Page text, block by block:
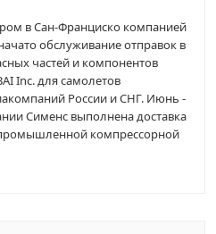
в Сан-Франциско компанией
обслуживание отправок в
частей и компонентов
Inc. для самолетов
России и СНГ. Июнь -
Сименс выполнена доставка
компрессорной